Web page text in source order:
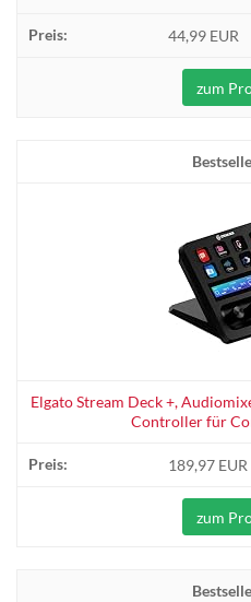
44,99 EUR
zum
Elgato Stream Deck +,
Controller für
189,97 EUR
zum